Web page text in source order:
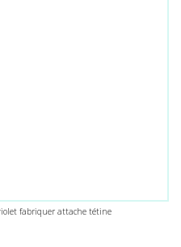
fabriquer attache tétine